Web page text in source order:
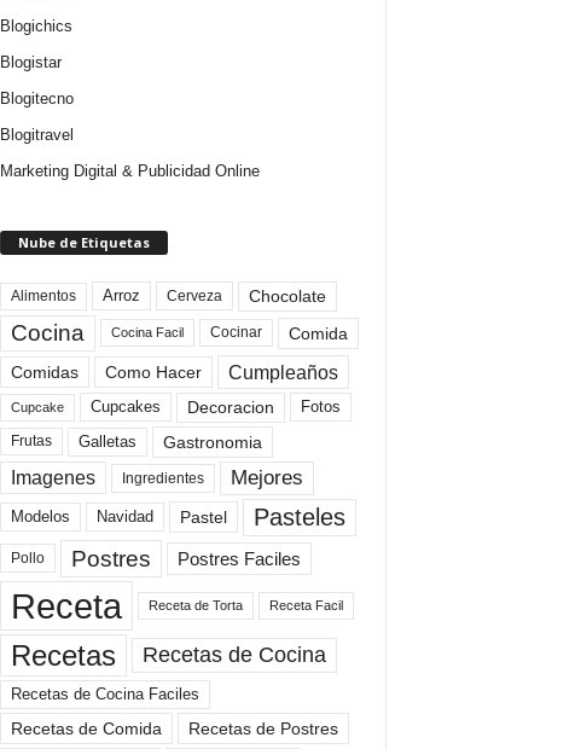
Blogichics
Blogistar
Blogitecno
Blogitravel
Marketing Digital & Publicidad Online
Nube de Etiquetas
Alimentos Arroz Cerveza Chocolate
Cocina Cocina Facil Cocinar
Comida
Comidas
Como Hacer Cumpleaños
Cupcake Cupcakes Decoracion Fotos
Frutas Galletas Gastronomia
Imagenes Ingredientes Mejores
Modelos Navidad Pastel Pasteles
Pollo Postres Postres Faciles
Receta Receta de Torta Receta Facil
Recetas Recetas de Cocina
Recetas de Cocina Faciles
Recetas de Comida
Recetas de Postres